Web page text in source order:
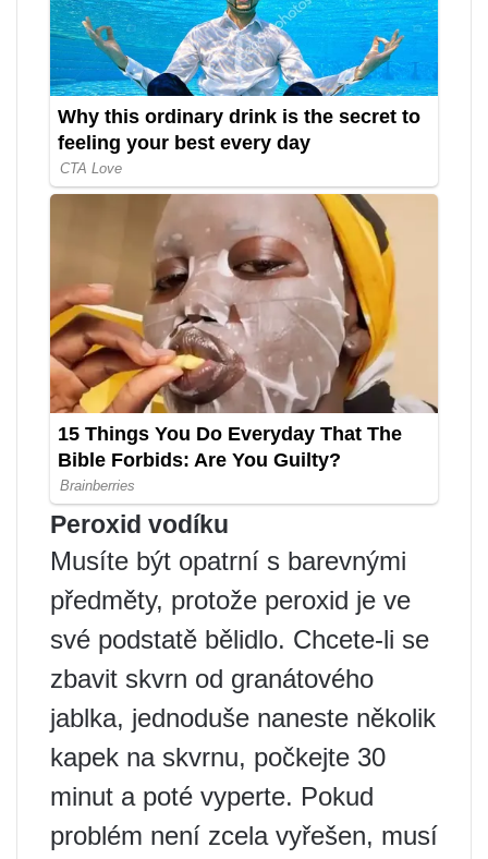
Peroxid vodíku
Musíte být opatrní s barevnými
předměty, protože peroxid je ve
své podstatě bělidlo. Chcete-li se
zbavit skvrn od granátového
jablka, jednoduše naneste několik
kapek na skvrnu, počkejte 30
minut a poté vyperte. Pokud
problém není zcela vyřešen, musí